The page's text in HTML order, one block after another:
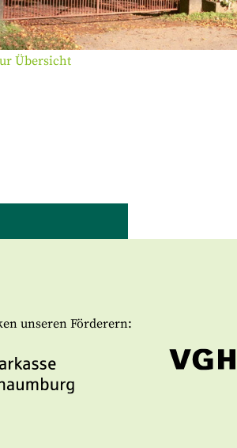
Übersicht
unseren Förderern: